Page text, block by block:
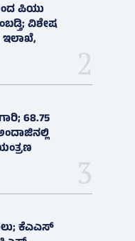
ಪಿಯು
ವಿಶೇಷ
68.75
ಕೆಎಎಸ್